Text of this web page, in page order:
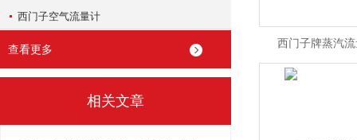
西门子空气流量计
查看更多
相关文章
西门子牌蒸汽